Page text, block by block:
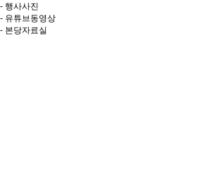
- 행사사진
- 유튜브동영상
- 본당자료실